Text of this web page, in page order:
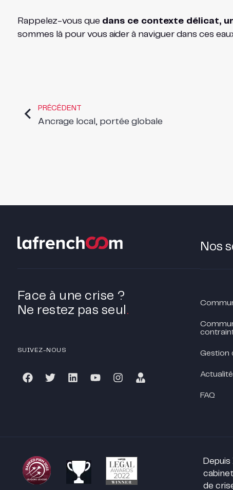
Rappelez-vous que dans ce contexte délicat,
sommes là pour vous aider à naviguer dans ces
PRÉCÉDENT
Ancrage local, portée globale
Face à une crise ?
Ne restez pas seul .
SUIVEZ-NOUS
Nos
Gestion
FAQ
de